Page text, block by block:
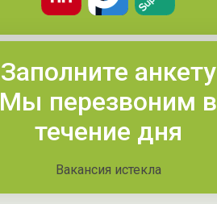
Заполните анкету
Мы перезвоним в
течение дня
Вакансия истекла